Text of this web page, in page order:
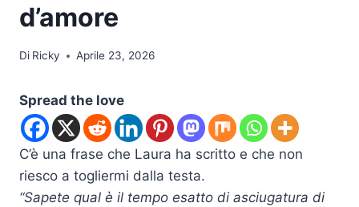
d’amore
Di Ricky Aprile 23, 2026
Spread the love
C’è una frase che Laura ha scritto e che non
riesco a togliermi dalla testa.
“Sapete qual è il tempo esatto di asciugatura di